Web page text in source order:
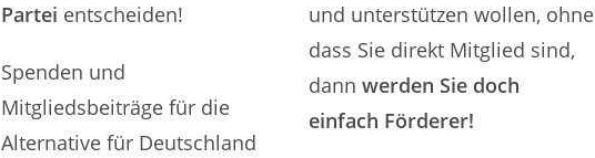
Partei entscheiden!
Spenden und
Mitgliedsbeiträge für die
Alternative für Deutschland
und unterstützen wollen, ohne
dass Sie direkt Mitglied sind,
dannwerden Sie doch
einfach Förderer!